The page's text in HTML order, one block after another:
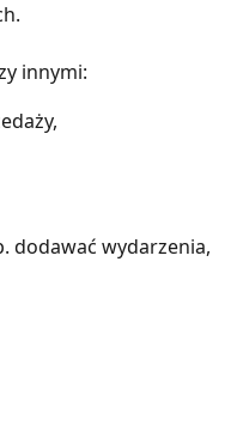
innymi:
dodawać wydarzenia,